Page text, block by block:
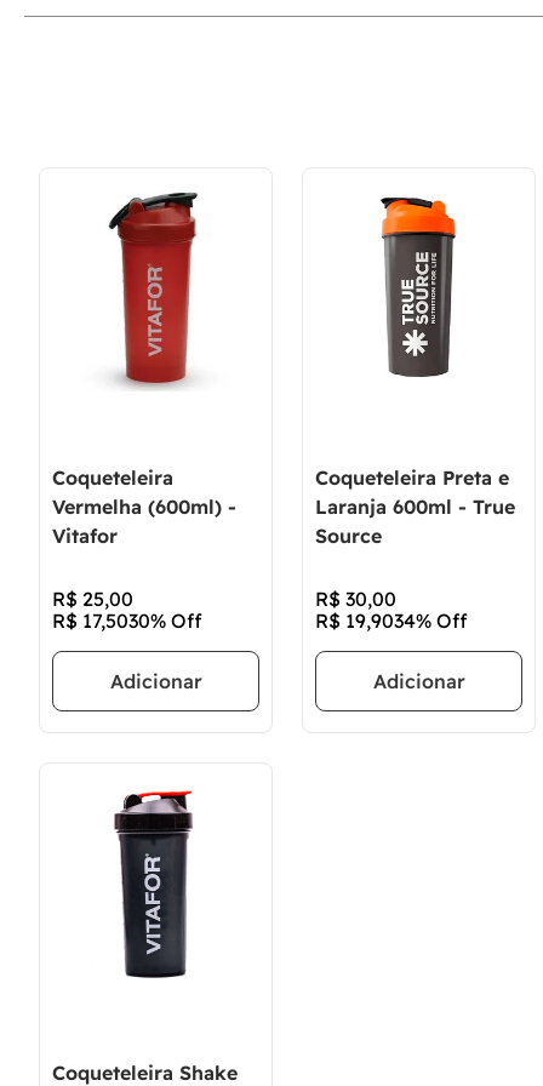
Coqueteleira
Vermelha (600ml) -
Vitafor
R$ 25,00
R$ 17,5030% Off
Adicionar
Coqueteleira Preta e
Laranja 600ml - True
Source
R$ 30,00
R$ 19,9034% Off
Adicionar
Coqueteleira Shake